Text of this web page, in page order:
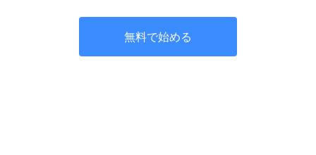
無料で始める